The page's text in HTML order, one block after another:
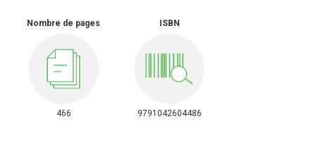
Nombre de pages
466
ISBN
9791042604486